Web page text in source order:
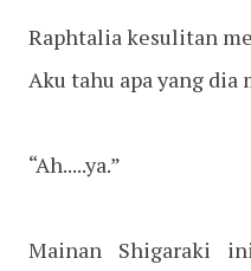
Raphtalia kesulitan
Aku tahu apa yang dia
“Ah.....ya.”
Mainan Shigaraki